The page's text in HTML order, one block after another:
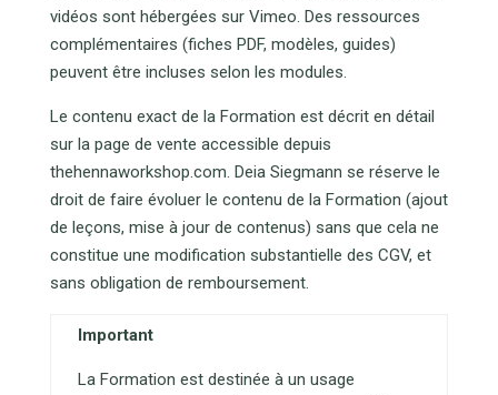
vidéos sont hébergées sur Vimeo. Des ressources
complémentaires (fiches PDF, modèles, guides)
peuvent être incluses selon les modules.
Le contenu exact de la Formation est décrit en détail
sur la page de vente accessible depuis
thehennaworkshop.com. Deia Siegmann se réserve le
droit de faire évoluer le contenu de la Formation (ajout
de leçons, mise à jour de contenus) sans que cela ne
constitue une modification substantielle des CGV, et
sans obligation de remboursement.
Important
La Formation est destinée à un usage